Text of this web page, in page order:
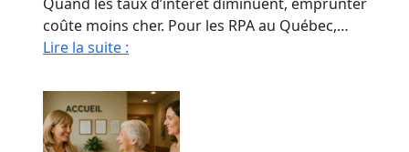
coûte moins cher. Pour les RPA au Québec,…
Lire la suite :
Baisse
Des
Taux